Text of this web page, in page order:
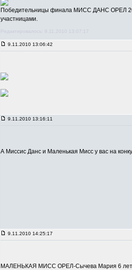
Победительницы финала МИСС ДАНС ОРЕЛ
участницами.
Редактировалось: 9.11.2010 13:07:17
9.11.2010 13:06:42
9.11.2010 13:16:11
А Миссис Данс и Маленькая Мисс у вас на
9.11.2010 14:25:17
МАЛЕНЬКАЯ МИСС ОРЕЛ-Сычева Мария 6